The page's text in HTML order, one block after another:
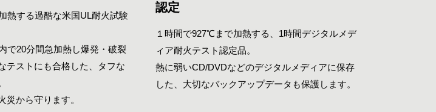
熱する過酷な米国UL耐火試験
で20分間急加熱し爆発・破裂
テストにも合格した、タフな
災から守ります。
認定
１時間で927℃まで加熱する、1時間デジタルメデ
ィア耐火テスト認定品。
熱に弱いCD/DVDなどのデジタルメディアに保存
した、大切なバックアップデータも保護します。